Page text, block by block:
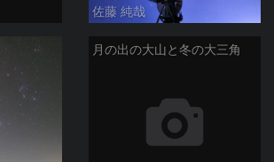
佐藤 純哉
月の出の大山と冬の大三角